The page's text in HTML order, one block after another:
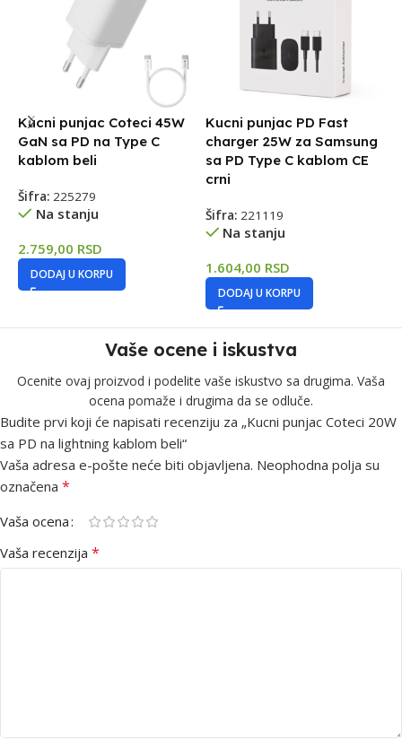
Kucni punjac Coteci 45W
GaN sa PD na Type C
kablom beli
Šifra: 225279
Na stanju
2.759,00 RSD
DODAJ U KORPU
Kucni punjac PD Fast
charger 25W za Samsung
sa PD Type C kablom CE
crni
Šifra: 221119
Na stanju
1.604,00 RSD
DODAJ U KORPU
Vaše ocene i iskustva
Ocenite ovaj proizvod i podelite vaše iskustvo sa drugima. Vaša
ocena pomaže i drugima da se odluče.
Budite prvi koji će napisati recenziju za „Kucni punjac Coteci 20W
sa PD na lightning kablom beli“
Vaša adresa e-pošte neće biti objavljena. Neophodna polja su
označena *
Vaša ocena
Vaša recenzija *